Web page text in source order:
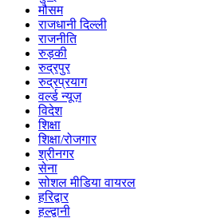
मौसम
राजधानी दिल्ली
राजनीति
रुड़की
रुद्रपुर
रुद्रप्रयाग
वर्ल्ड न्यूज़
विदेश
शिक्षा
शिक्षा/रोजगार
श्रीनगर
सेना
सोशल मीडिया वायरल
हरिद्वार
हल्द्वानी